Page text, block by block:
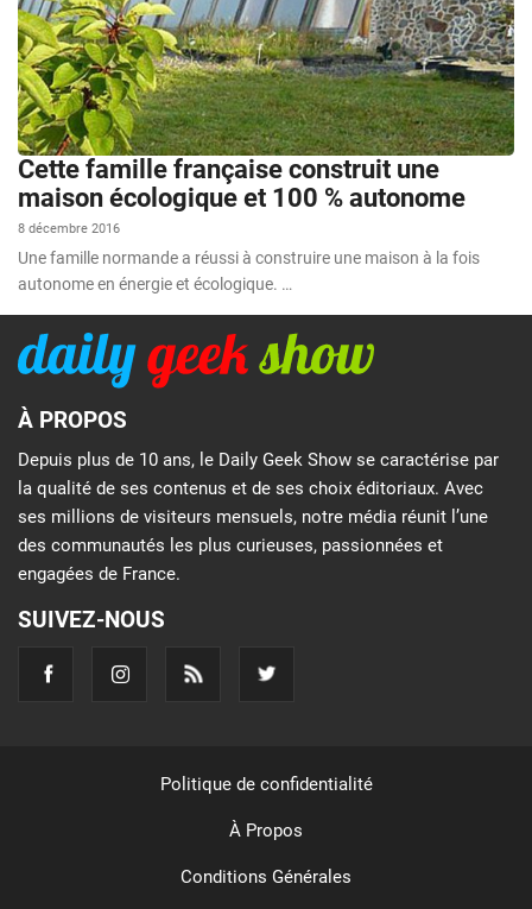
Cette famille française construit une
maison écologique et 100 % autonome
8 décembre 2016
Une famille normande a réussi à construire une maison à la fois
autonome en énergie et écologique. …
À PROPOS
Depuis plus de 10 ans, le Daily Geek Show se caractérise par
la qualité de ses contenus et de ses choix éditoriaux. Avec
ses millions de visiteurs mensuels, notre média réunit l’une
des communautés les plus curieuses, passionnées et
engagées de France.
SUIVEZ-NOUS
Politique de confidentialité
À Propos
Conditions Générales